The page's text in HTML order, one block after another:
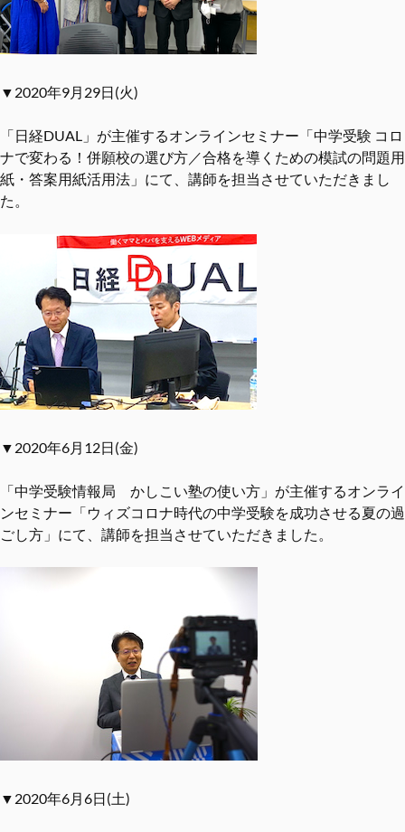
▼2020年9月29日(火)
「日経DUAL」が主催するオンラインセミナー「中学受験 コロ
ナで変わる！併願校の選び⽅／合格を導くための模試の問題⽤
紙・答案⽤紙活⽤法」にて、講師を担当させていただきまし
た。
▼2020年6月12日(金)
「中学受験情報局 かしこい塾の使い方」が主催するオンライ
ンセミナー「ウィズコロナ時代の中学受験を成功させる夏の過
ごし方」にて、講師を担当させていただきました。
▼2020年6月6日(土)